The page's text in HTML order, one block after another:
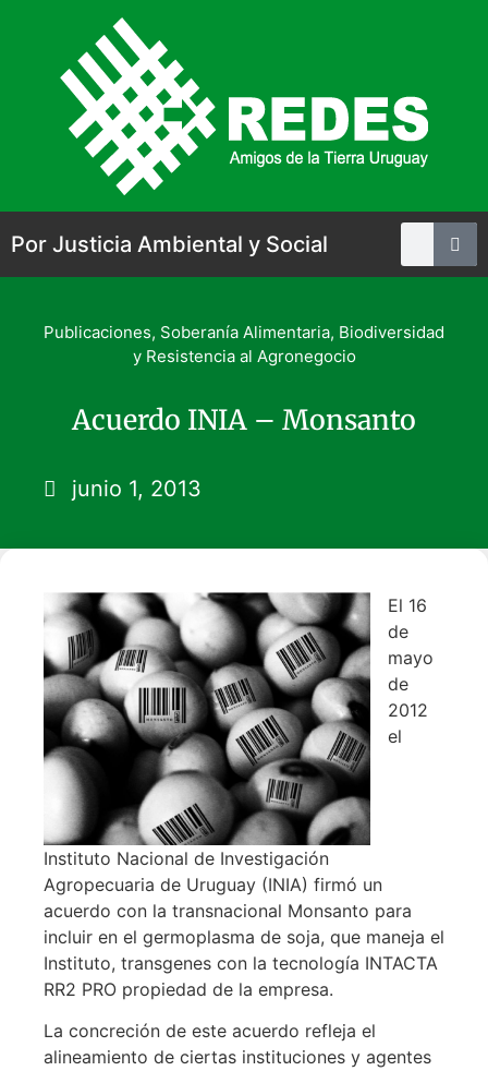
Por Justicia Ambiental y Social
Publicaciones, Soberanía Alimentaria, Biodiversidad
y Resistencia al Agronegocio
Acuerdo INIA – Monsanto
junio 1, 2013
El 16
de
mayo
de
2012
el
Instituto Nacional de Investigación
Agropecuaria de Uruguay (INIA) firmó un
acuerdo con la transnacional Monsanto para
incluir en el germoplasma de soja, que maneja el
Instituto, transgenes con la tecnología INTACTA
RR2 PRO propiedad de la empresa.
La concreción de este acuerdo refleja el
alineamiento de ciertas instituciones y agentes